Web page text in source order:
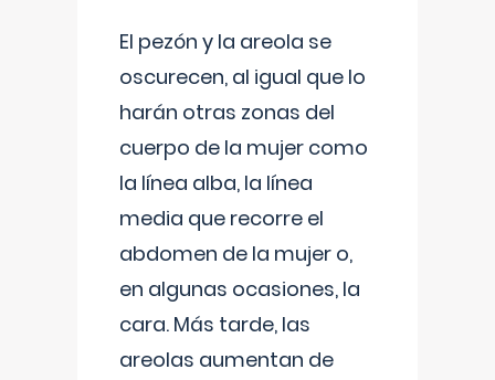
El pezón y la areola se
oscurecen, al igual que lo
harán otras zonas del
cuerpo de la mujer como
la línea alba, la línea
media que recorre el
abdomen de la mujer o,
en algunas ocasiones, la
cara. Más tarde, las
areolas aumentan de